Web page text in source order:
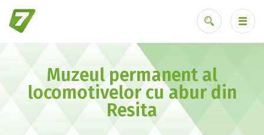
Ai uitat parola?
Muzeul permanent al
locomotivelor cu abur din
Resita